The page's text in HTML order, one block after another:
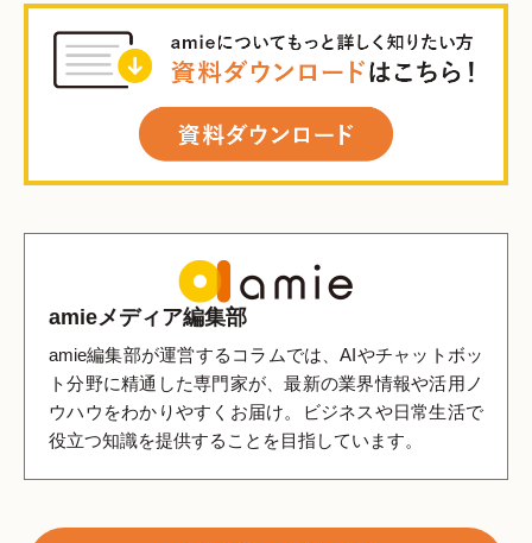
amieメディア編集部
amie編集部が運営するコラムでは、AIやチャットボッ
ト分野に精通した専門家が、最新の業界情報や活用ノ
ウハウをわかりやすくお届け。ビジネスや日常生活で
役立つ知識を提供することを目指しています。